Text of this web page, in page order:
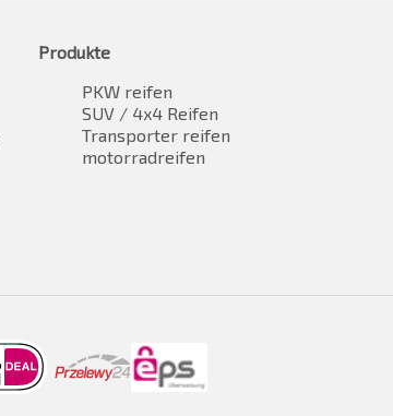
Produkte
PKW reifen
SUV / 4x4 Reifen
Transporter reifen
motorradreifen